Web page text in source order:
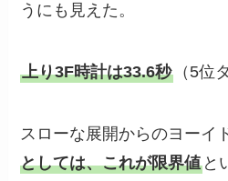
うにも見えた。
上り3F時計は33.6秒 （5位
スローな展開からのヨーイ
としては、これが限界値 と